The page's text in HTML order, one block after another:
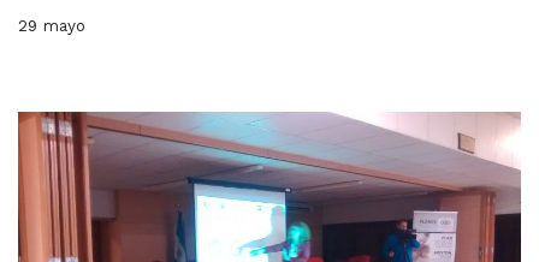
29 mayo